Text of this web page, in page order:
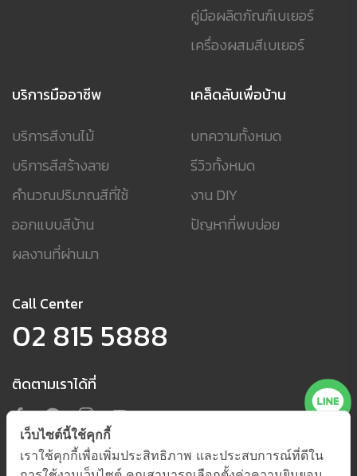
คู่มือผลิตภัณฑ์เบเยอร์
เครื่องผสมสีเบเยอร์
บริการมืออาชีพ
บริการสีงานไม้
บริการสีสร้างลาย
คำนวณปริมาณสีที่ใช้
ออกแบบสีบ้าน
ผลงานที่ผ่านมา
เคล็ดลับเพื่อบ้าน
บทความทั้งหมด
รีวิวทั้งหมด
งาน DIY
ปัญหาที่พบบ่อย
Call Center
02 815 5888
ติดตามเราได้ที่
เว็บไซต์นี้ใช้คุกกี้
เราใช้คุกกี้เพื่อเพิ่มประสิทธิภาพ และประสบการณ์ที่ดีใน